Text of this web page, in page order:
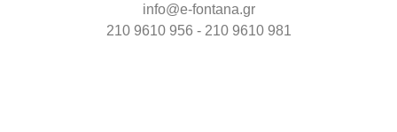
info@e-fontana.gr
210 9610 956 - 210 9610 981